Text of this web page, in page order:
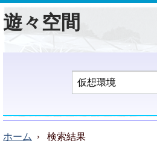
遊々空間
ホーム 検索結果